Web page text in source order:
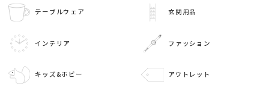
テーブルウェア 玄関用品
インテリア ファッション
キッズ&ホビー アウトレット